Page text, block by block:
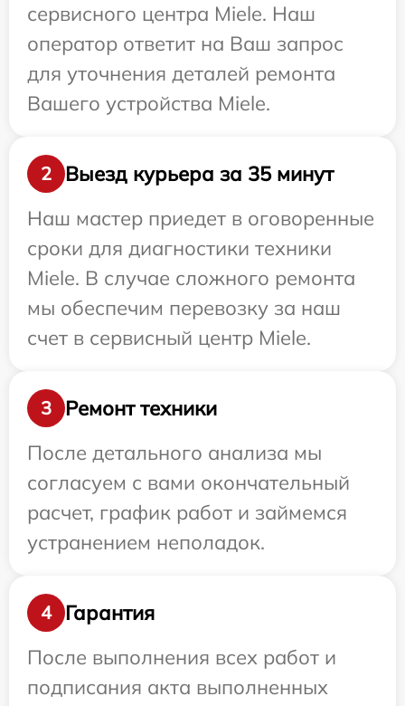
сервисного центра Miele. Наш
оператор ответит на Ваш запрос
для уточнения деталей ремонта
Вашего устройства Miele.
2
Выезд курьера за 35 минут
Наш мастер приедет в оговоренные
сроки для диагностики техники
Miele. В случае сложного ремонта
мы обеспечим перевозку за наш
счет в сервисный центр Miele.
3
Ремонт техники
После детального анализа мы
согласуем с вами окончательный
расчет, график работ и займемся
устранением неполадок.
4
Гарантия
После выполнения всех работ и
подписания акта выполненных